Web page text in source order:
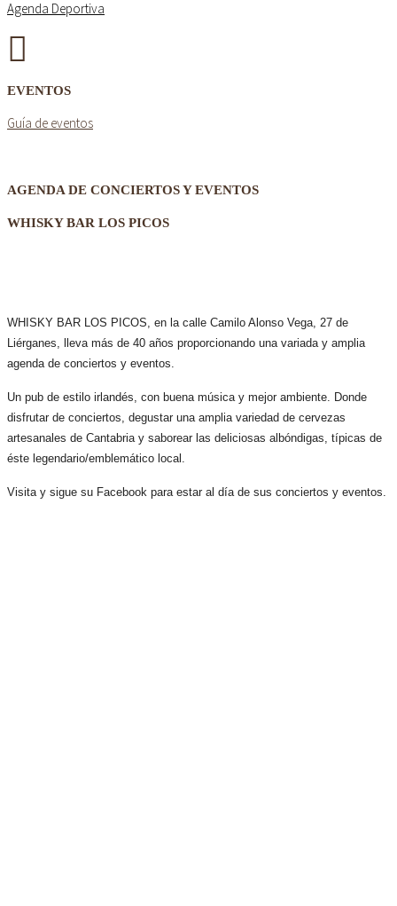
Agenda Deportiva
EVENTOS
Guía de eventos
AGENDA DE CONCIERTOS Y EVENTOS
WHISKY BAR LOS PICOS
WHISKY BAR LOS PICOS, en la calle Camilo Alonso Vega, 27 de
Liérganes, lleva más de 40 años proporcionando una variada y amplia
agenda de conciertos y eventos.
Un pub de estilo irlandés, con buena música y mejor ambiente. Donde
disfrutar de conciertos, degustar una amplia variedad de cervezas
artesanales de Cantabria y saborear las deliciosas albóndigas, típicas de
éste legendario/emblemático local.
Visita y sigue su Facebook para estar al día de sus conciertos y eventos.